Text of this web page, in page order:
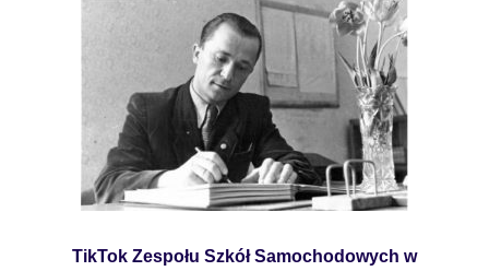
TikTok Zespołu Szkół Samochodowych w